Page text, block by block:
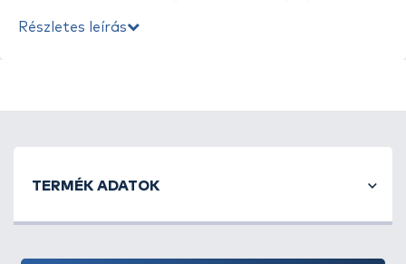
Penge hossz: 85 mm
Penge anyaga: rozsdamentes acél
Részletes leírás
TERMÉK ADATOK